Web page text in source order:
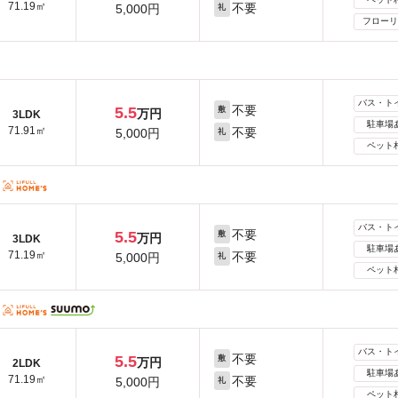
71.19㎡ 5,000円 礼 不要
フロー
3LDK
71.91㎡
5.5万円
5,000円
敷 不要
礼 不要
バス・ト
駐車場
ペット
3LDK
71.19㎡
5.5万円
5,000円
敷 不要
礼 不要
バス・ト
駐車場
ペット
2LDK
71.19㎡
5.5万円
5,000円
敷 不要
礼 不要
バス・ト
駐車場
ペット